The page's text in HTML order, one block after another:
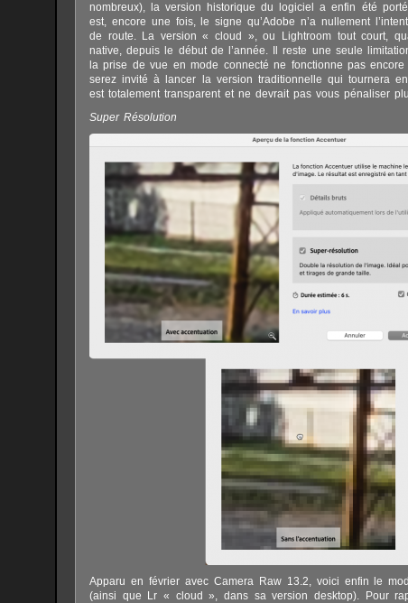
nombreux), la version historique du logiciel a enfin été
est, encore une fois, le signe qu’Adobe n’a nullement
de route. La version « cloud », ou Lightroom tout court,
native, depuis le début de l’année. Il reste une seule
la prise de vue en mode connecté ne fonctionne pas
serez invité à lancer la version traditionnelle qui tournera
est totalement transparent et ne devrait pas vous pénaliser
Super Résolution
Apparu en février avec Camera Raw 13.2, voici enfin le
(ainsi que Lr « cloud », dans sa version desktop). Pour